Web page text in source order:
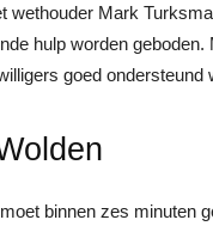
wethouder Mark
hulp worden
goed ondersteund
moet binnen zes minuten